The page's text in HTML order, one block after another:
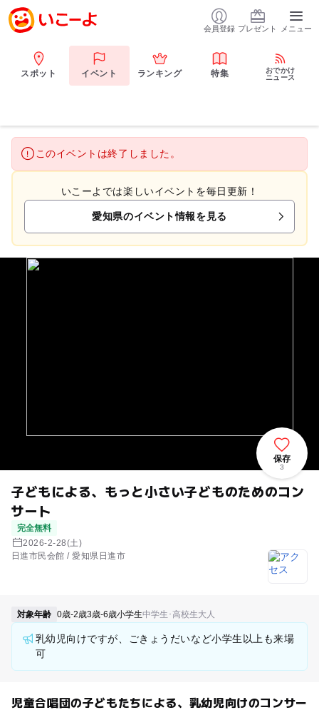
会員登録 プレゼント メニュー
スポット イベント ランキング 特集
おでかけ
ニュース
このイベントは終了しました。
いこーよでは楽しいイベントを毎日更新！
愛知県のイベント情報を見る
子どもによる、もっと小さい子どものためのコン
サート
完全無料
2026-2-28(土)
日進市民会館 / 愛知県日進市
保存
3
対象年齢 0歳-2歳3歳-6歳小学生中学生･高校生大人
乳幼児向けですが、ごきょうだいなど小学生以上も来場
可
児童合唱団の子どもたちによる、乳幼児向けのコンサー